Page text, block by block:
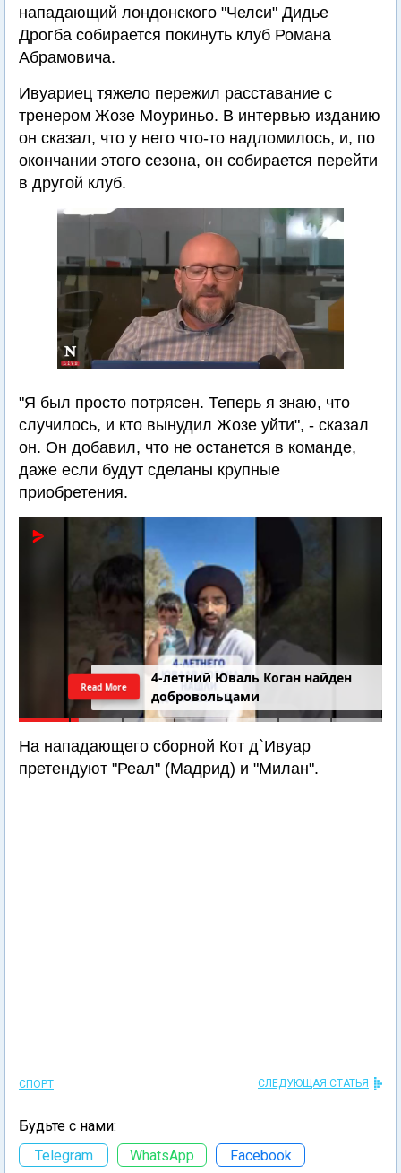
нападающий лондонского "Челси" Дидье
Дрогба собирается покинуть клуб Романа
Абрамовича.
Ивуариец тяжело пережил расставание с
тренером Жозе Моуриньо. В интервью изданию
он сказал, что у него что-то надломилось, и, по
окончании этого сезона, он собирается перейти
в другой клуб.
"Я был просто потрясен. Теперь я знаю, что
случилось, и кто вынудил Жозе уйти", - сказал
он. Он добавил, что не останется в команде,
даже если будут сделаны крупные
приобретения.
4-летний Юваль Коган найден
добровольцами
Read More
На нападающего сборной Кот д`Ивуар
претендуют "Реал" (Мадрид) и "Милан".
СПОРТ СЛЕДУЮЩАЯ СТАТЬЯ
Будьте с нами:
Telegram
WhatsApp Facebook